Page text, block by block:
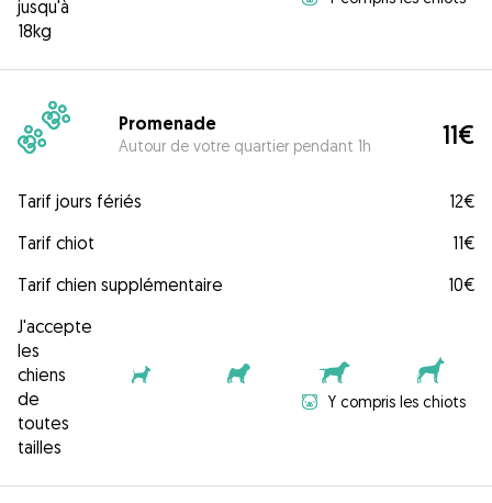
jusqu'à
18kg
Promenade
Autour de votre quartier pendant 1h 11€
Tarif jours fériés
12€
Tarif chiot
11€
Tarif chien supplémentaire
10€
J'accepte
les
chiens
de
toutes
tailles
Y compris les chiots